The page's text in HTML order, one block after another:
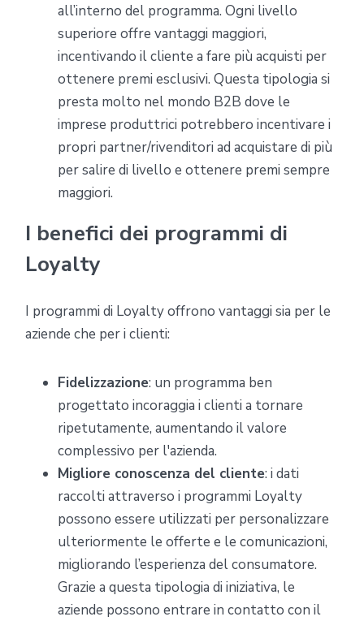
all’interno del programma. Ogni livello
superiore offre vantaggi maggiori,
incentivando il cliente a fare più acquisti per
ottenere premi esclusivi. Questa tipologia si
presta molto nel mondo B2B dove le
imprese produttrici potrebbero incentivare i
propri partner/rivenditori ad acquistare di più
per salire di livello e ottenere premi sempre
maggiori.
I benefici dei programmi di
Loyalty
I programmi di Loyalty offrono vantaggi sia per le
aziende che per i clienti:
Fidelizzazione: un programma ben
progettato incoraggia i clienti a tornare
ripetutamente, aumentando il valore
complessivo per l'azienda.
Migliore conoscenza del cliente: i dati
raccolti attraverso i programmi Loyalty
possono essere utilizzati per personalizzare
ulteriormente le offerte e le comunicazioni,
migliorando l’esperienza del consumatore.
Grazie a questa tipologia di iniziativa, le
aziende possono entrare in contatto con il